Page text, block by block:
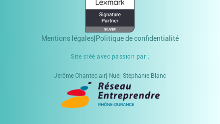
Mentions légales Politique de confidentialité
Site créé avec passion par :
Jérôme Chanteclair Nué Stéphanie Blanc